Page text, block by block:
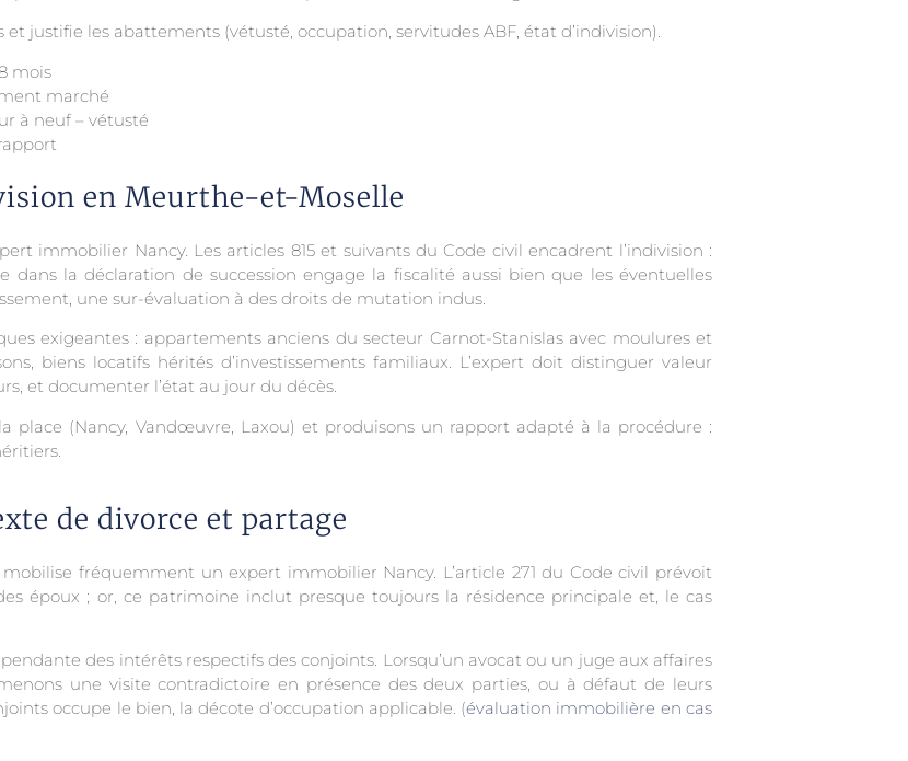
justifie les abattements (vétusté, occupation, servitudes ABF, état d’indivision).
mois
marché
à neuf – vétusté
en Meurthe-et-Moselle
immobilier Nancy. Les articles 815 et suivants du Code civil encadrent l’indivision :
la déclaration de succession engage la fiscalité aussi bien que les éventuelles
une sur-évaluation à des droits de mutation indus.
exigeantes : appartements anciens du secteur Carnot-Stanislas avec moulures et
biens locatifs hérités d’investissements familiaux. L’expert doit distinguer valeur
et documenter l’état au jour du décès.
place (Nancy, Vandœuvre, Laxou) et produisons un rapport adapté à la procédure :
de divorce et partage
fréquemment un expert immobilier Nancy. L’article 271 du Code civil prévoit
époux ; or, ce patrimoine inclut presque toujours la résidence principale et, le cas
des intérêts respectifs des conjoints. Lorsqu’un avocat ou un juge aux affaires
une visite contradictoire en présence des deux parties, ou à défaut de leurs
occupe le bien, la décote d’occupation applicable. (évaluation immobilière en cas